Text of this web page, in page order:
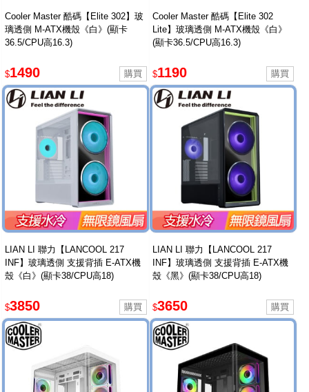
Cooler Master 酷碼【Elite 302】玻
璃透側 M-ATX機殼《白》(顯卡
36.5/CPU高16.3)
$1490
Cooler Master 酷碼【Elite 302
Lite】玻璃透側 M-ATX機殼《白》
(顯卡36.5/CPU高16.3)
$1190
LIAN LI 聯力【LANCOOL 217
INF】玻璃透側 支援背插 E-ATX機
殼《白》(顯卡38/CPU高18)
$3850
LIAN LI 聯力【LANCOOL 217
INF】玻璃透側 支援背插 E-ATX機
殼《黑》(顯卡38/CPU高18)
$3650